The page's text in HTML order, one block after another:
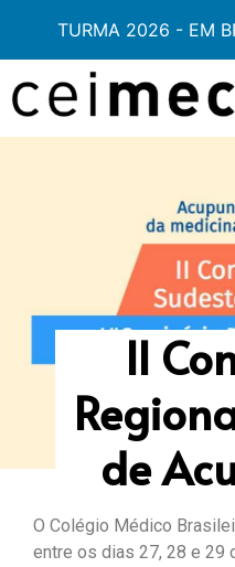
TURMA 2026 - EM
II
de
O Colégio Médico
entre os dias 27, 28 e 29